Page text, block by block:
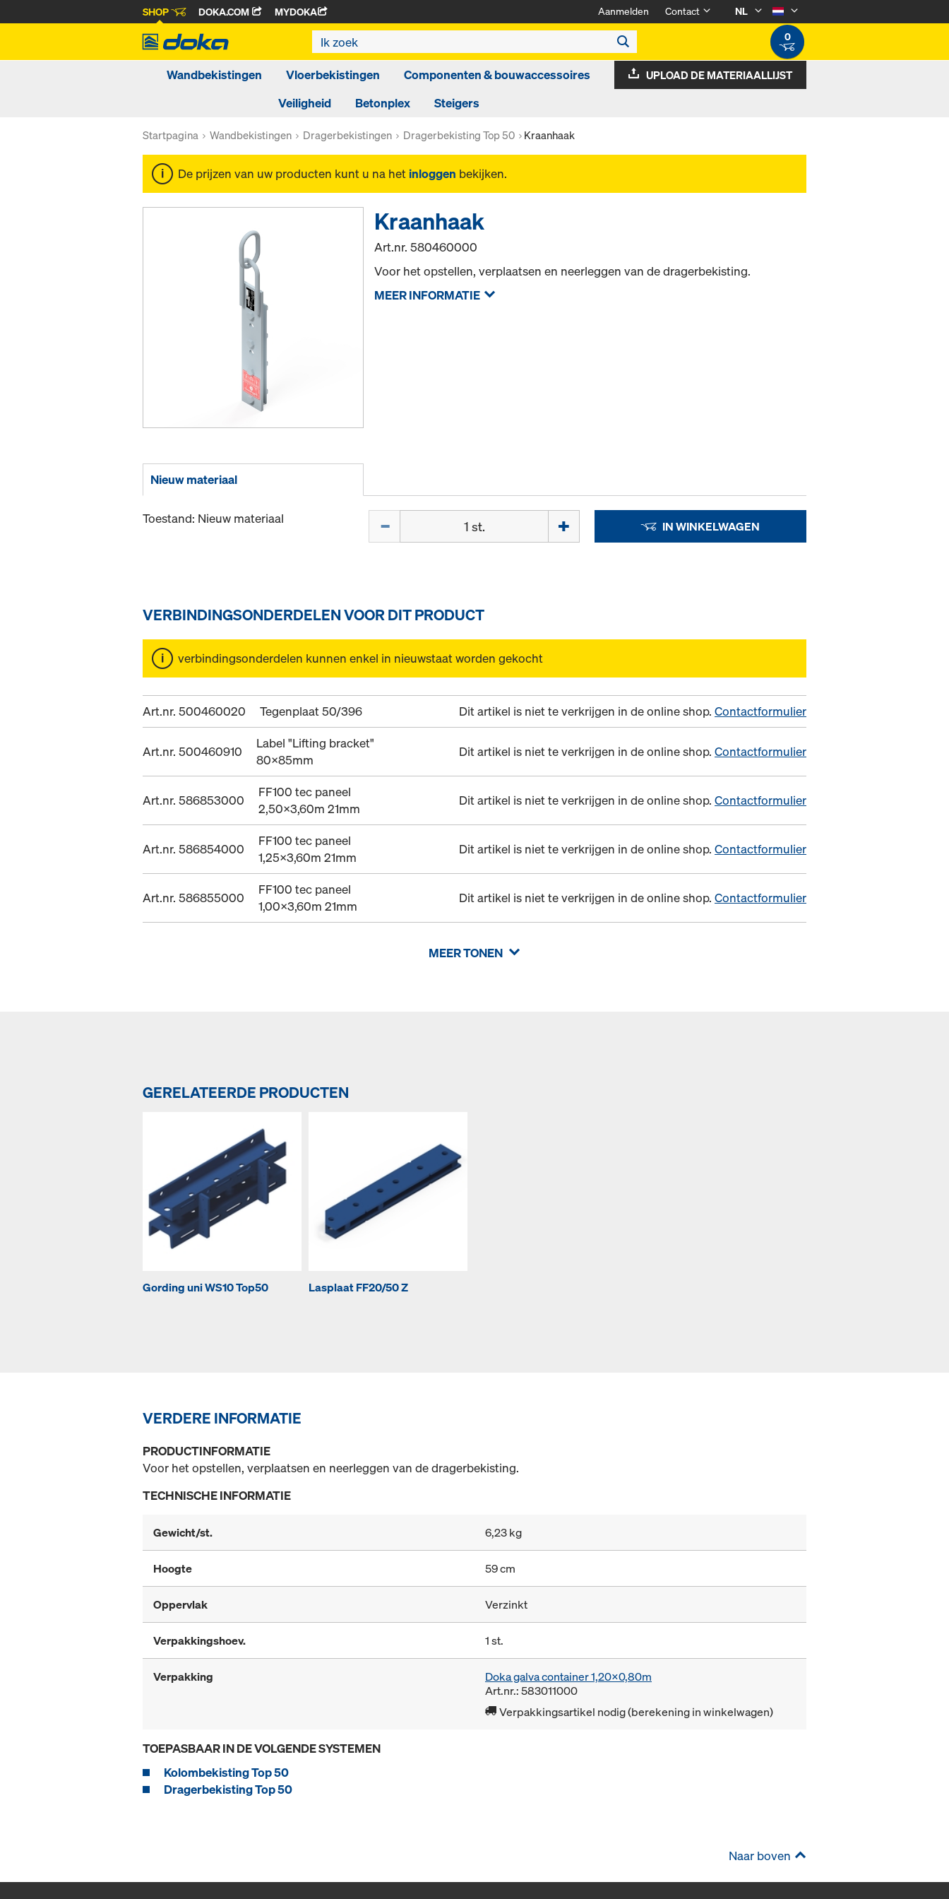
SHOP DOKA.COM MYDOKA Aanmelden Contact
NL
0
Wandbekistingen Vloerbekistingen
Componenten & bouwaccessoires
Veiligheid
Betonplex Steigers
UPLOAD DE MATERIAALLIJST
Startpagina Wandbekistingen Dragerbekistingen Dragerbekisting Top 50 Kraanhaak
De prijzen van uw producten kunt u na het inloggen bekijken.
Kraanhaak
Art.nr.580460000
Voor het opstellen, verplaatsen en neerleggen van de dragerbekisting.
MEER INFORMATIE
Nieuw materiaal
Toestand: Nieuw materiaal IN WINKELWAGEN
VERBINDINGSONDERDELEN VOOR DIT PRODUCT
verbindingsonderdelen kunnen enkel in nieuwstaat worden gekocht
Art.nr. 500460020 Tegenplaat 50/396 Dit artikel is niet te verkrijgen in de online shop. Contactformulier
Art.nr. 500460910
Label "Lifting bracket"
80x85mm
Dit artikel is niet te verkrijgen in de online shop. Contactformulier
Art.nr. 586853000
FF100 tec paneel
2,50x3,60m 21mm
Dit artikel is niet te verkrijgen in de online shop. Contactformulier
Art.nr. 586854000
FF100 tec paneel
1,25x3,60m 21mm
Dit artikel is niet te verkrijgen in de online shop. Contactformulier
Art.nr. 586855000
FF100 tec paneel
1,00x3,60m 21mm
Dit artikel is niet te verkrijgen in de online shop. Contactformulier
MEER TONEN
GERELATEERDE PRODUCTEN
Gording uni WS10 Top50 Lasplaat FF20/50 Z
VERDERE INFORMATIE
PRODUCTINFORMATIE
Voor het opstellen, verplaatsen en neerleggen van de dragerbekisting.
TECHNISCHE INFORMATIE
Gewicht/st. 6,23 kg
Hoogte 59 cm
Oppervlak Verzinkt
Verpakkingshoev. 1 st.
Verpakking
Doka galva container 1,20x0,80m
Art.nr.: 583011000
Verpakkingsartikel nodig (berekening in winkelwagen)
TOEPASBAAR IN DE VOLGENDE SYSTEMEN
Kolombekisting Top 50
Dragerbekisting Top 50
Naar boven